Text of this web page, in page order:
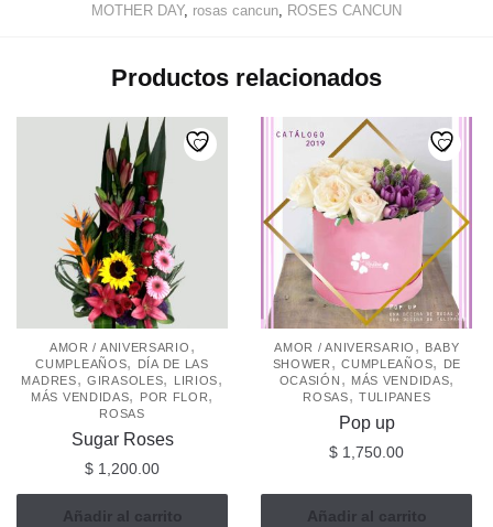
MOTHER DAY, rosas cancun ROSES CANCUN
Productos relacionados
AMOR / ANIVERSARIO ,
CUMPLEAÑOS,
DÍA DE LAS
MADRES,GIRASOLES, LIRIOS,
MÁS VENDIDAS, POR FLOR,
ROSAS
Sugar Roses
$ 1,200.00
Añadir al carrito
AMOR / ANIVERSARIO , BABY
SHOWER ,CUMPLEAÑOS,
DE
OCASIÓN , MÁS VENDIDAS,
ROSAS,TULIPANES
Pop up
$ 1,750.00
Añadir al carrito